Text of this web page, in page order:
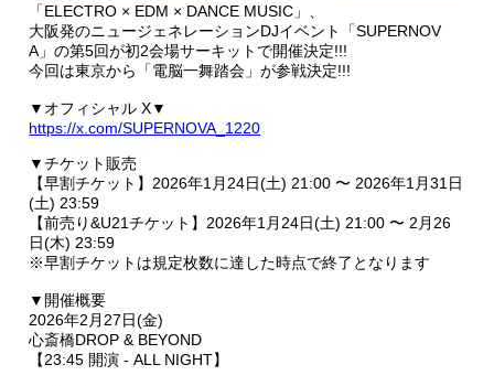
「ELECTRO × EDM × DANCE MUSIC」、
大阪発のニュージェネレーションDJイベント「SUPERNOV
A」の第5回が初2会場サーキットで開催決定!!!
今回は東京から「電脳一舞踏会」が参戦決定!!!
▼オフィシャル X▼
https://x.com/SUPERNOVA_1220
▼チケット販売
【早割チケット】2026年1月24日(土) 21:00 〜 2026年1月31日
(土) 23:59
【前売り&U21チケット】2026年1月24日(土) 21:00 〜 2月26
日(木) 23:59
※早割チケットは規定枚数に達した時点で終了となります
▼開催概要
2026年2月27日(金)
心斎橋DROP & BEYOND
【23:45 開演 - ALL NIGHT】